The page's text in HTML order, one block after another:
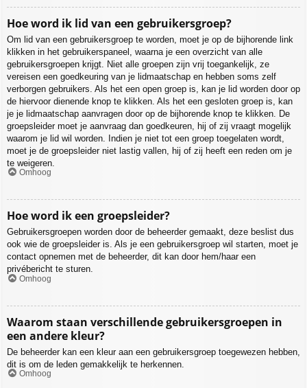
Hoe word ik lid van een gebruikersgroep?
Om lid van een gebruikersgroep te worden, moet je op de bijhorende link
klikken in het gebruikerspaneel, waarna je een overzicht van alle
gebruikersgroepen krijgt. Niet alle groepen zijn vrij toegankelijk, ze
vereisen een goedkeuring van je lidmaatschap en hebben soms zelf
verborgen gebruikers. Als het een open groep is, kan je lid worden door op
de hiervoor dienende knop te klikken. Als het een gesloten groep is, kan
je je lidmaatschap aanvragen door op de bijhorende knop te klikken. De
groepsleider moet je aanvraag dan goedkeuren, hij of zij vraagt mogelijk
waarom je lid wil worden. Indien je niet tot een groep toegelaten wordt,
moet je de groepsleider niet lastig vallen, hij of zij heeft een reden om je
te weigeren.
Omhoog
Hoe word ik een groepsleider?
Gebruikersgroepen worden door de beheerder gemaakt, deze beslist dus
ook wie de groepsleider is. Als je een gebruikersgroep wil starten, moet je
contact opnemen met de beheerder, dit kan door hem/haar een
privébericht te sturen.
Omhoog
Waarom staan verschillende gebruikersgroepen in
een andere kleur?
De beheerder kan een kleur aan een gebruikersgroep toegewezen hebben,
dit is om de leden gemakkelijk te herkennen.
Omhoog